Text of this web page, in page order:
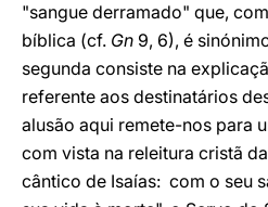
"sangue derramado" que,
bíblica (cf. Gn 9, 6), é
segunda consiste na
referente aos destinatários
alusão aqui remete-nos para
com vista na releitura cristã
cântico de Isaías: com o seu